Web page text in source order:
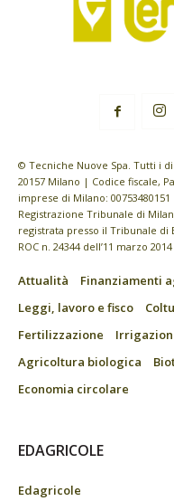
© Tecniche Nuove Spa. Tutti i
20157 Milano | Codice fiscale,
imprese di Milano: 00753480151
Registrazione Tribunale di
registrata presso il Tribunale di
ROC n. 24344 dell’11 marzo 2014
Attualità Finanziamenti
Leggi, lavoro e fisco
Fertilizzazione
Agricoltura biologica
Economia circolare
EDAGRICOLE
Edagricole